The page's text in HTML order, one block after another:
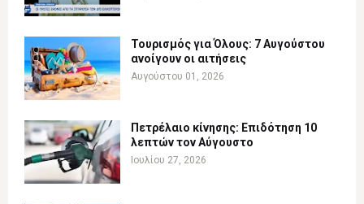
Τουρισμός για Όλους: 7 Αυγούστου
ανοίγουν οι αιτήσεις
Αυγούστου 01, 2026
Πετρέλαιο κίνησης: Επιδότηση 10
λεπτών τον Αύγουστο
Ιουλίου 27, 2026